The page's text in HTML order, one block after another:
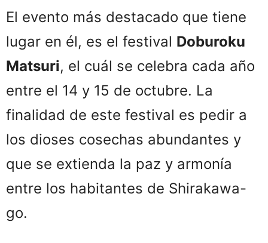
El evento más destacado que tiene
lugar en él, es el festival Doburoku
Matsuri, el cuál se celebra cada año
entre el 14 y 15 de octubre. La
finalidad de este festival es pedir a
los dioses cosechas abundantes y
que se extienda la paz y armonía
entre los habitantes de Shirakawa-
go.